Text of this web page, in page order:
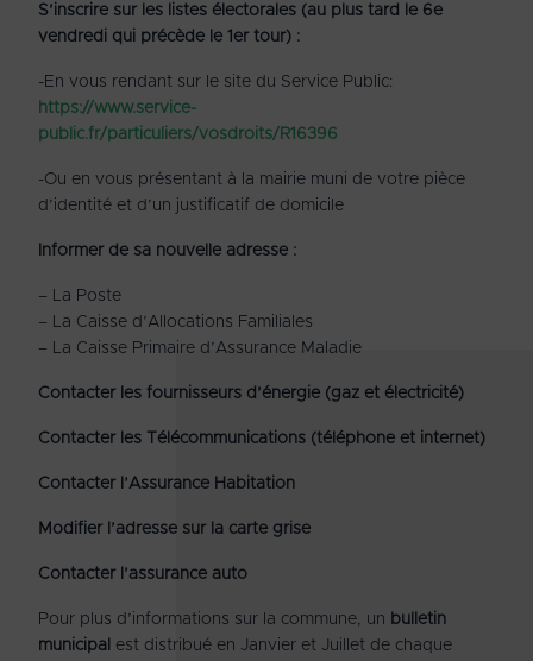
S’inscrire sur les listes électorales (au plus tard le 6e
vendredi qui précède le 1 er tour) :
-En vous rendant sur le site du Service Public:
https://www.service-
public.fr/particuliers/vosdroits/R16396
-Ou en vous présentant à la mairie muni de votre pièce
d’identité et d’un justificatif de domicile
Informer de sa nouvelle adresse :
– La Poste
– La Caisse d’Allocations Familiales
– La Caisse Primaire d’Assurance Maladie
Contacter les fournisseurs d’énergie (gaz et électricité)
Contacter les Télécommunications (téléphone et internet)
Contacter l’Assurance Habitation
Modifier l’adresse sur la carte grise
Contacter l’assurance auto
Pour plus d’informations sur la commune, un bulletin
municipal est distribué en Janvier et Juillet de chaque